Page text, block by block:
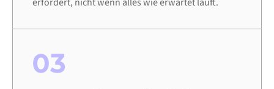
erfordert, nicht wenn alles wie erwartet läuft.
03